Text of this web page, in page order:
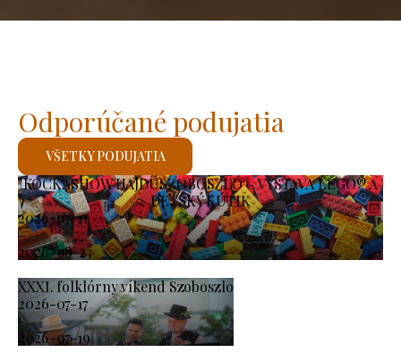
KOCKASHOW HAJDÚSZOBOSZLÓ – VÝSTAVA LEGO® A
DETSKÝ KÚTIK
2026-07-11
-
2026-08-23
XXXI. folklórny víkend Szoboszlo
2026-07-17
-
2026-07-19
Odporúčané podujatia
VŠETKY PODUJATIA